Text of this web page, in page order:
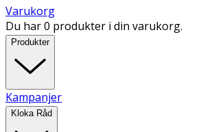
Varukorg
Du har 0 produkter i din varukorg.
Produkter
Kampanjer
Kloka Råd